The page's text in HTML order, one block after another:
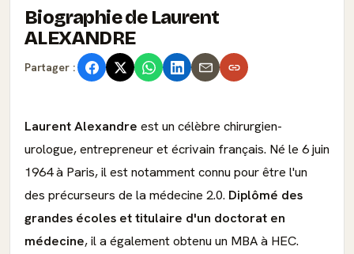
Biographie de Laurent
ALEXANDRE
Partager :
Laurent Alexandre est un célèbre chirurgien-
urologue, entrepreneur et écrivain français. Né le 6 juin
1964 à Paris, il est notamment connu pour être l'un
des précurseurs de la médecine 2.0. Diplômé des
grandes écoles et titulaire d'un doctorat en
médecine, il a également obtenu un MBA à HEC.